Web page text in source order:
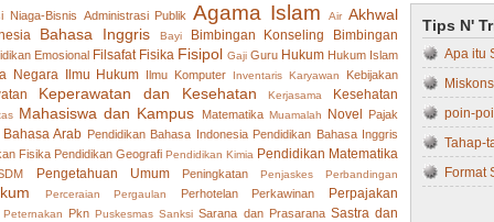
Niaga-Bisnis Administrasi Publik Agama Islam Air Akhwal
Bahasa Inggris Bayi Bimbingan Konseling
Bimbingan
Emosional Filsafat Fisika Fisipol Gaji Guru Hukum Hukum Islam
Negara Ilmu Hukum Ilmu Komputer Inventaris Karyawan
Kebijakan
Keperawatan dan Kesehatan Kerjasama
Kesehatan
Mahasiswa dan Kampus Matematika Muamalah Novel
Pajak
Arab Pendidikan Bahasa Indonesia Pendidikan Bahasa Inggris
Fisika Pendidikan Geografi Pendidikan Kimia Pendidikan Matematika
Pengetahuan Umum Peningkatan Penjaskes Perbandingan
Perceraian Pergaulan Perhotelan Perkawinan
Perpajakan
Peternakan Pkn Puskesmas Sanksi Sarana dan Prasarana Sastra dan
Filsafat
Fisika
Fisipol
Hukum
Hukum
Hukum
Tips N'
Apa itu
poin-
Tahap-
Format